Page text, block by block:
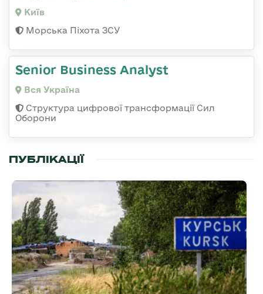
Київ
Морська Піхота ЗСУ
Senior Business Analyst
Вся Україна
Структура цифрової трансформації Сил
Оборони
ПУБЛІКАЦІЇ